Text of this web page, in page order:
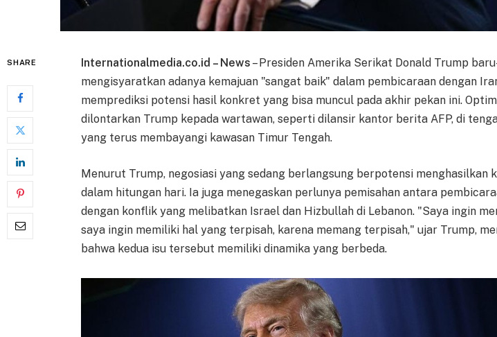
SHARE Internationalmedia.co.id – News – Presiden Amerika Serikat Donald Trump
mengisyaratkan adanya kemajuan "sangat baik" dalam pembicaraan dengan
memprediksi potensi hasil konkret yang bisa muncul pada akhir pekan ini.
dilontarkan Trump kepada wartawan, seperti dilansir kantor berita AFP, di
yang terus membayangi kawasan Timur Tengah.
Menurut Trump, negosiasi yang sedang berlangsung berpotensi menghasilkan
dalam hitungan hari. Ia juga menegaskan perlunya pemisahan antara
dengan konflik yang melibatkan Israel dan Hizbullah di Lebanon. "Saya ingin
saya ingin memiliki hal yang terpisah, karena memang terpisah," ujar Trump,
bahwa kedua isu tersebut memiliki dinamika yang berbeda.